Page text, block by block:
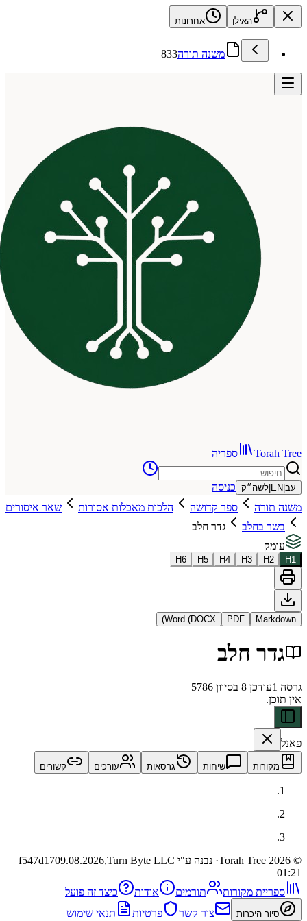
האילן אחרונות
משנה תורה833
ספריה
כניסה
ספר קדושה הלכות מאכלות אסורות
שאר איסורים
גדר חלב
H3
H4
H5
H6
PDF
Word (DOCX)
חלב
8 בסיוון 5786
שיחות גרסאות עורכים קשורים
· נבנה ע"י Turn Byte LLC f547d1709.08.2026,
מקורות תורמים אודות כיצד זה פועל
היכרות צור קשר פרטיות תנאי שימוש